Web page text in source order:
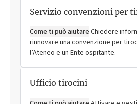
Servizio convenzioni per
Come ti può aiutareChiedere
rinnovare una convenzione per
l’Ateneo e un Ente ospitante.
Ufficio tirocini